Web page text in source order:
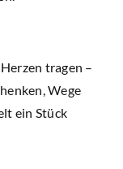
tragen –
Wege
ein Stück